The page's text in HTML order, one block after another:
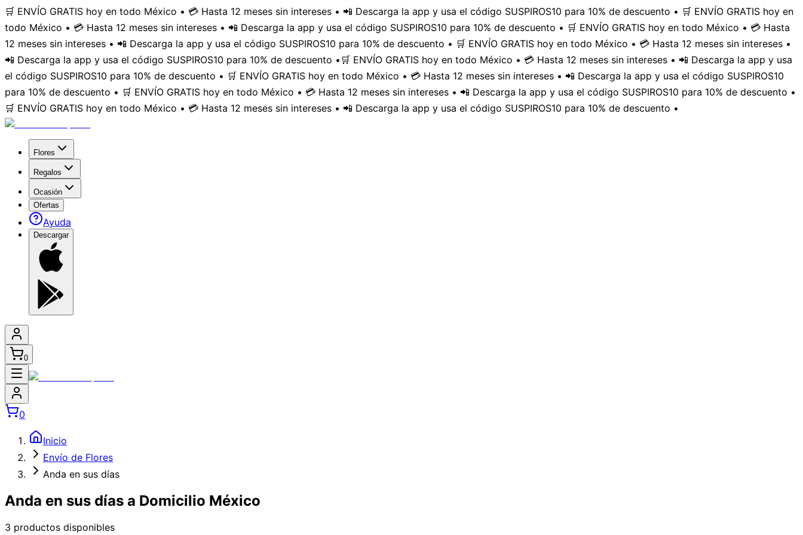
🛒 ENVÍO GRATIS hoy en todo México • 💳 Hasta 12 meses sin intereses • 📲 Descarga la app y usa el código SUSPIROS10 para 10% de descuento • 🛒 ENVÍO GRATIS hoy en
todo México • 💳 Hasta 12 meses sin intereses • 📲 Descarga la app y usa el código SUSPIROS10 para 10% de descuento • 🛒 ENVÍO GRATIS hoy en todo México • 💳 Hasta
12 meses sin intereses • 📲 Descarga la app y usa el código SUSPIROS10 para 10% de descuento • 🛒 ENVÍO GRATIS hoy en todo México • 💳 Hasta 12 meses sin intereses •
📲 Descarga la app y usa el código SUSPIROS10 para 10% de descuento • 🛒 ENVÍO GRATIS hoy en todo México • 💳 Hasta 12 meses sin intereses • 📲 Descarga la app y usa
el código SUSPIROS10 para 10% de descuento • 🛒 ENVÍO GRATIS hoy en todo México • 💳 Hasta 12 meses sin intereses • 📲 Descarga la app y usa el código SUSPIROS10
para 10% de descuento • 🛒 ENVÍO GRATIS hoy en todo México • 💳 Hasta 12 meses sin intereses • 📲 Descarga la app y usa el código SUSPIROS10 para 10% de descuento •
🛒 ENVÍO GRATIS hoy en todo México • 💳 Hasta 12 meses sin intereses • 📲 Descarga la app y usa el código SUSPIROS10 para 10% de descuento •
Flores
Regalos
Ocasión
Ofertas
Ayuda
Descargar
0
0
Inicio
Envío de Flores
Anda en sus días
Anda en sus días a Domicilio México
3 productos disponibles